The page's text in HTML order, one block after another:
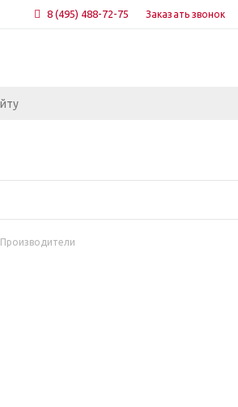
8 (495) 488-72-75 Заказать звонок
Производители